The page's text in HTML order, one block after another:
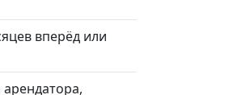
вперёд или